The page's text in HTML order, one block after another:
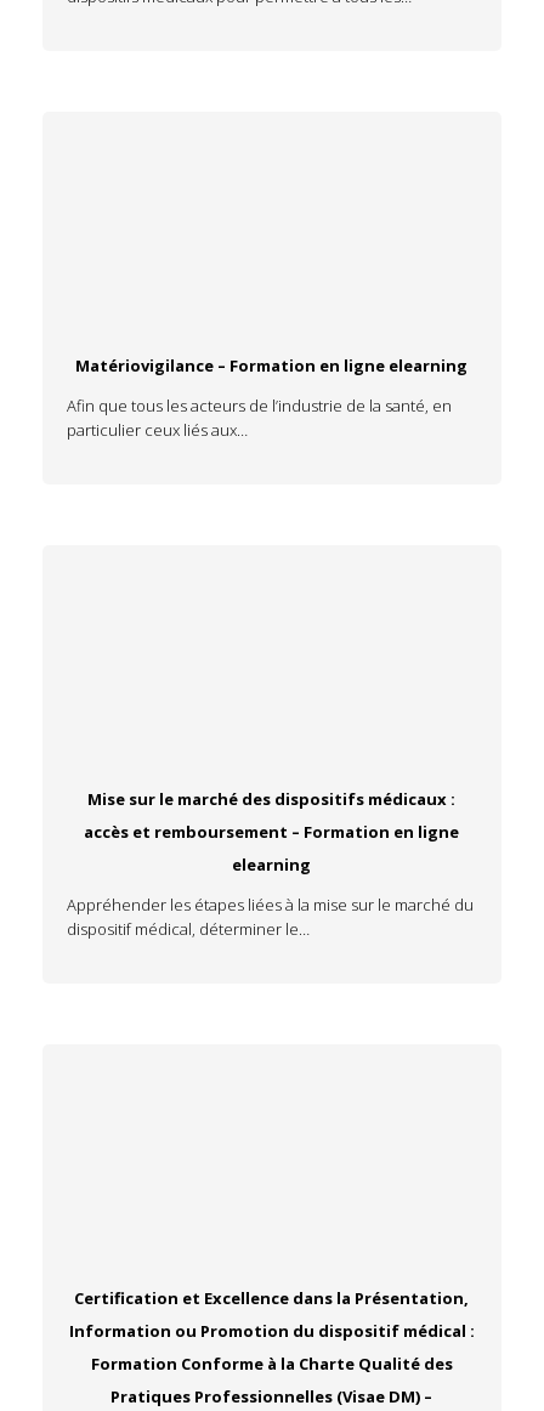
Matériovigilance – Formation en ligne elearning
Afin que tous les acteurs de l’industrie de la santé, en
particulier ceux liés aux…
Mise sur le marché des dispositifs médicaux :
accès et remboursement – Formation en ligne
elearning
Appréhender les étapes liées à la mise sur le marché du
dispositif médical, déterminer le…
Certification et Excellence dans la Présentation,
Information ou Promotion du dispositif médical :
Formation Conforme à la Charte Qualité des
Pratiques Professionnelles (Visae DM) –